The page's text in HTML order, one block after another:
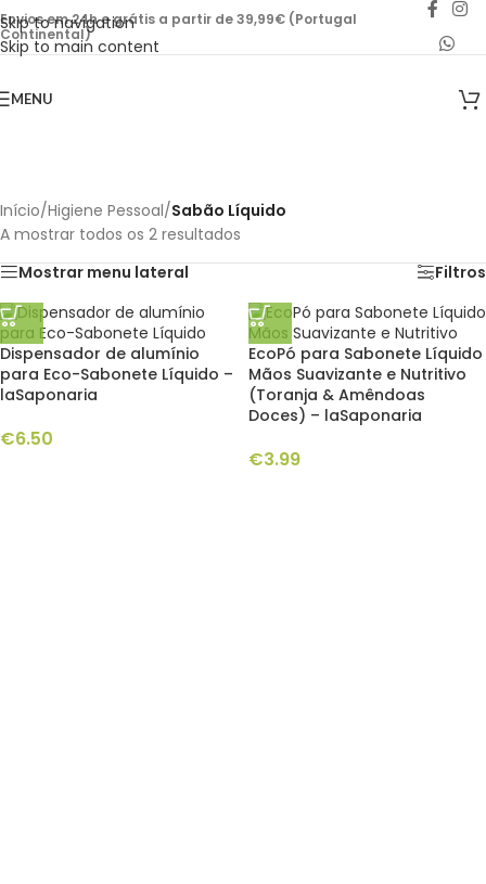
Skip to navigation
Skip to main content
Envios em 24h e grátis a partir de 39,99€ (Portugal
Continental)
MENU
Início/Higiene Pessoal/Sabão Líquido
A mostrar todos os 2 resultados
Mostrar menu lateral
Filtros
Dispensador de alumínio
para Eco-Sabonete Líquido –
laSaponaria
€6.50
EcoPó para Sabonete Líquido
Mãos Suavizante e Nutritivo
(Toranja & Amêndoas
Doces) – laSaponaria
€3.99